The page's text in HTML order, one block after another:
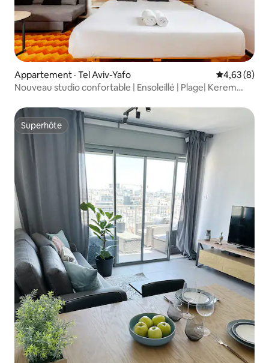
Appartement · Tel Aviv-Yafo Note
4,63 (8)
Nouveau studio confortable | Ensoleillé | Plage| Kerem
Superhôte
Superhôte